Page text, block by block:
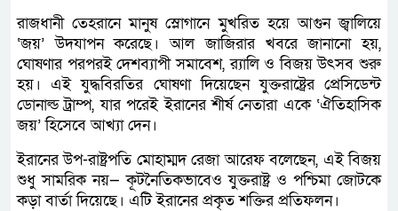
রাজধানী তেহরানে মানুষ স্লোগানে মুখরিত হয়ে আগুন জ্বালিয়ে
‘জয়’ উদযাপন করেছে। আল জাজিরার খবরে জানানো হয়,
ঘোষণার পরপরই দেশব্যাপী সমাবেশ, র‍্যালি ও বিজয় উৎসব শুরু
হয়। এই যুদ্ধবিরতির ঘোষণা দিয়েছেন যুক্তরাষ্ট্রের প্রেসিডেন্ট
ডোনাল্ড ট্রাম্প, যার পরেই ইরানের শীর্ষ নেতারা একে ‘ঐতিহাসিক
জয়’ হিসেবে আখ্যা দেন।
ইরানের উপ-রাষ্ট্রপতি মোহাম্মদ রেজা আরেফ বলেছেন, এই বিজয়
শুধু সামরিক নয়— কূটনৈতিকভাবেও যুক্তরাষ্ট্র ও পশ্চিমা জোটকে
কড়া বার্তা দিয়েছে। এটি ইরানের প্রকৃত শক্তির প্রতিফলন।